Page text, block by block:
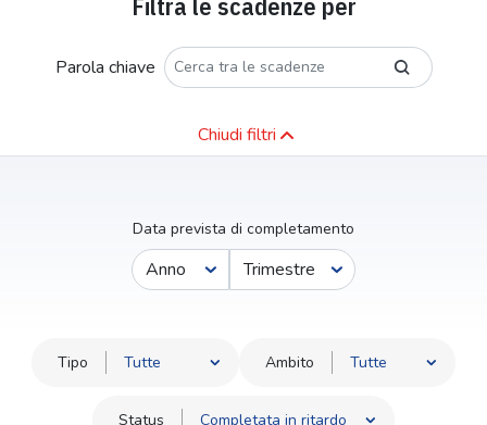
Parola chiave
Chiudi filtri
Data prevista di completamento
Anno
Trimestre
Tipo Ambito
Status